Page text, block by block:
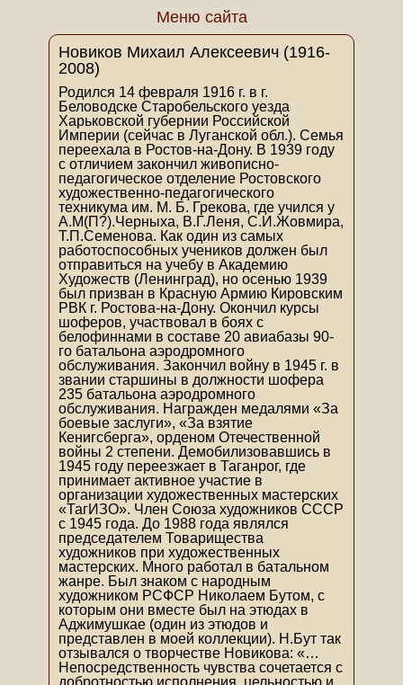
Меню сайта
Новиков Михаил Алексеевич (1916-
2008)
Родился 14 февраля 1916 г. в г.
Беловодске Старобельского уезда
Харьковской губернии Российской
Империи (сейчас в Луганской обл.). Семья
переехала в Ростов-на-Дону. В 1939 году
с отличием закончил живописно-
педагогическое отделение Ростовского
художественно-педагогического
техникума им. М. Б. Грекова, где учился у
А.М(П?).Черныха, В.Г.Леня, С.И.Жовмира,
Т.П.Семенова. Как один из самых
работоспособных учеников должен был
отправиться на учебу в Академию
Художеств (Ленинград), но осенью 1939
был призван в Красную Армию Кировским
РВК г. Ростова-на-Дону. Окончил курсы
шоферов, участвовал в боях с
белофиннами в составе 20 авиабазы 90-
го батальона аэродромного
обслуживания. Закончил войну в 1945 г. в
звании старшины в должности шофера
235 батальона аэродромного
обслуживания. Награжден медалями «За
боевые заслуги», «За взятие
Кенигсберга», орденом Отечественной
войны 2 степени. Демобилизовавшись в
1945 году переезжает в Таганрог, где
принимает активное участие в
организации художественных мастерских
«ТагИЗО». Член Союза художников СССР
с 1945 года. До 1988 года являлся
председателем Товарищества
художников при художественных
мастерских. Много работал в батальном
жанре. Был знаком с народным
художником РСФСР Николаем Бутом, с
которым они вместе был на этюдах в
Аджимушкае (один из этюдов и
представлен в моей коллекции). Н.Бут так
отзывался о творчестве Новикова: «…
Непосредственность чувства сочетается с
добротностью исполнения, цельностью и